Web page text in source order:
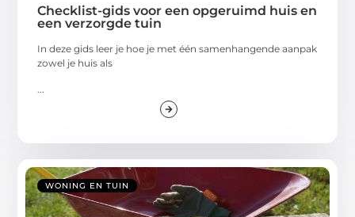
Checklist-gids voor een opgeruimd huis en
een verzorgde tuin
In deze gids leer je hoe je met één samenhangende aanpak
zowel je huis als
WONING EN TUIN